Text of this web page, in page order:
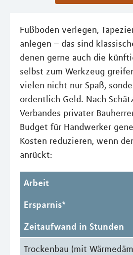
Fußboden verlegen,
anlegen – das sind
denen gerne auch die
selbst zum Werkzeug
vielen nicht nur Spaß,
ordentlich Geld. Nach
Verbandes privater
Budget für Handwerker
Kosten reduzieren, wenn
anrückt:
Arbeit
Ersparnis*
Zeitaufwand in Stunden
Trockenbau (mit